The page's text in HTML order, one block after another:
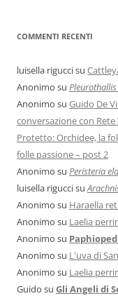
COMMENTI RECENTI
luisella riguccisu
Anonimo su
Anonimo su Guido De
conversazione con
Protetto: Orchidee, la
folle passione – post 2
Anonimo su Peristeria
luisella riguccisu
Anonimo su Haraella
Anonimo su Laelia
Anonimo su
Anonimo su L'uva di
Anonimo su Laelia
Guido su Gli Angeli di